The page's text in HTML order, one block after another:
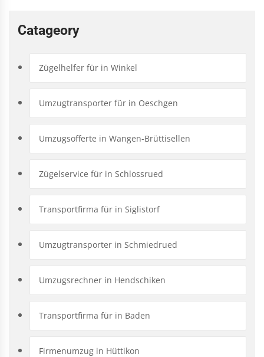
Catageory
Zügelhelfer für in Winkel
Umzugtransporter für in Oeschgen
Umzugsofferte in Wangen-Brüttisellen
Zügelservice für in Schlossrued
Transportfirma für in Siglistorf
Umzugtransporter in Schmiedrued
Umzugsrechner in Hendschiken
Transportfirma für in Baden
Firmenumzug in Hüttikon